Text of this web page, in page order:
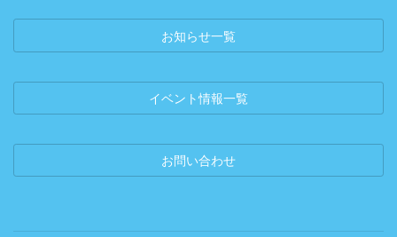
お知らせ一覧
イベント情報一覧
お問い合わせ